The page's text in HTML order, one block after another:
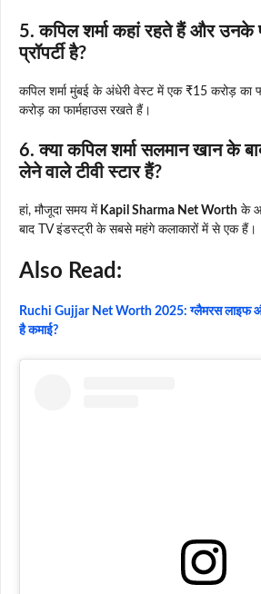
5.कपिल शर्मा कहां रहते हैं और उनके
प्रॉपर्टी है?
कपिल शर्मा मुंबई के अंधेरी वेस्ट में एक ₹15 करोड़
करोड़ का फार्महाउस रखते हैं।
6.क्या कपिल शर्मा सलमान खान के
लेने वाले टीवी स्टार हैं?
हां, मौजूदा समय मेंKapil Sharma Net Worth के
बाद TV इंडस्ट्री के सबसे महंगे कलाकारों में से एक हैं।
Also Read:
Ruchi Gujjar Net Worth 2025: ग्लैमरस लाइफ और
है कमाई?